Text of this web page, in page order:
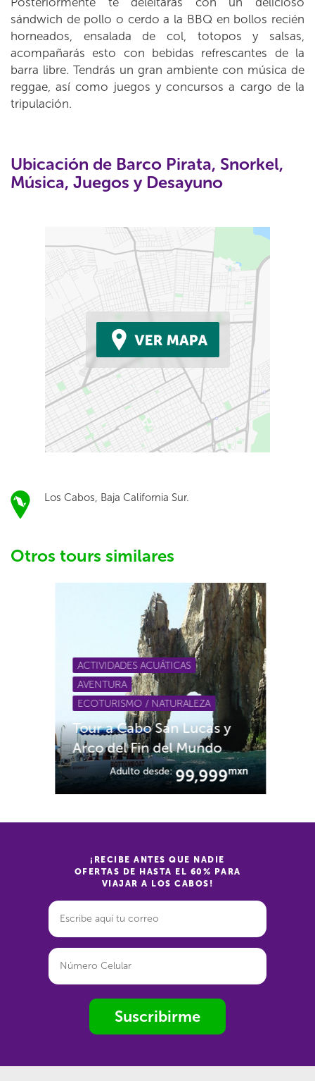
sándwich de pollo o cerdo a la BBQ en bollos recién
horneados, ensalada de col, totopos y salsas,
acompañarás esto con bebidas refrescantes de la
barra libre. Tendrás un gran ambiente con música de
reggae, así como juegos y concursos a cargo de la
tripulación.
Ubicación de Barco Pirata, Snorkel,
Música, Juegos y Desayuno
Los Cabos, Baja California Sur.
Otros tours similares
ACTIVIDADES ACUÁTICAS
AVENTURA
ECOTURISMO / NATURALEZA
Tour a Cabo San Lucas y
Arco del Fin del Mundo
Adulto desde:99,999mxn
¡RECIBE ANTES QUE NADIE
OFERTAS DE HASTA EL 60% PARA
VIAJAR A LOS CABOS!
Suscribirme